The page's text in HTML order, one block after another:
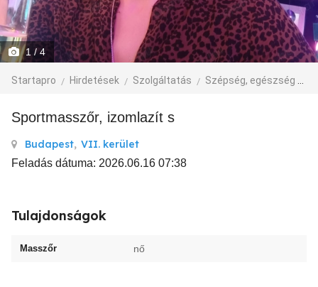
1 / 4
Startapro Hirdetések Szolgáltatás Szépség, egészség
Sportmasszőr, izomlazít s
Budapest, VII. kerület
Feladás dátuma: 2026.06.16 07:38
Tulajdonságok
Masszőr nő